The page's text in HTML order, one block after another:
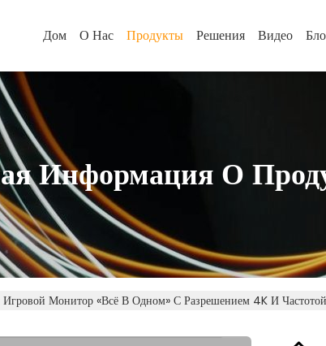
Дом О Нас Продукты Решения Видео
Информация О
Монитор «всё В Одном» С Разрешением 4K И